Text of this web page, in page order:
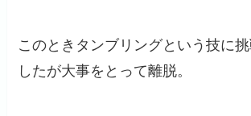
このときタンブリングという技に
したが大事をとって離脱。